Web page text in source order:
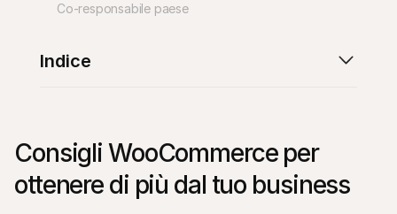
Portale sviluppatori
Scopri le risorse per sviluppatori e gli aggiornamenti
Librerie
Integra Mollie con librerie pronte all'uso
Comunità di Discord
Co-responsabile paese
Consigli WooCommerce per
ottenere di più dal tuo business
Indice